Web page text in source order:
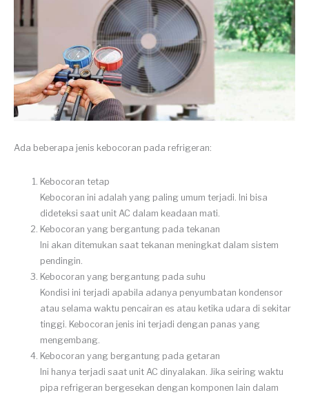
Ada beberapa jenis kebocoran pada refrigeran:
Kebocoran tetap
Kebocoran ini adalah yang paling umum terjadi. Ini bisa
dideteksi saat unit AC dalam keadaan mati.
Kebocoran yang bergantung pada tekanan
Ini akan ditemukan saat tekanan meningkat dalam sistem
pendingin.
Kebocoran yang bergantung pada suhu
Kondisi ini terjadi apabila adanya penyumbatan kondensor
atau selama waktu pencairan es atau ketika udara di sekitar
tinggi. Kebocoran jenis ini terjadi dengan panas yang
mengembang.
Kebocoran yang bergantung pada getaran
Ini hanya terjadi saat unit AC dinyalakan. Jika seiring waktu
pipa refrigeran bergesekan dengan komponen lain dalam